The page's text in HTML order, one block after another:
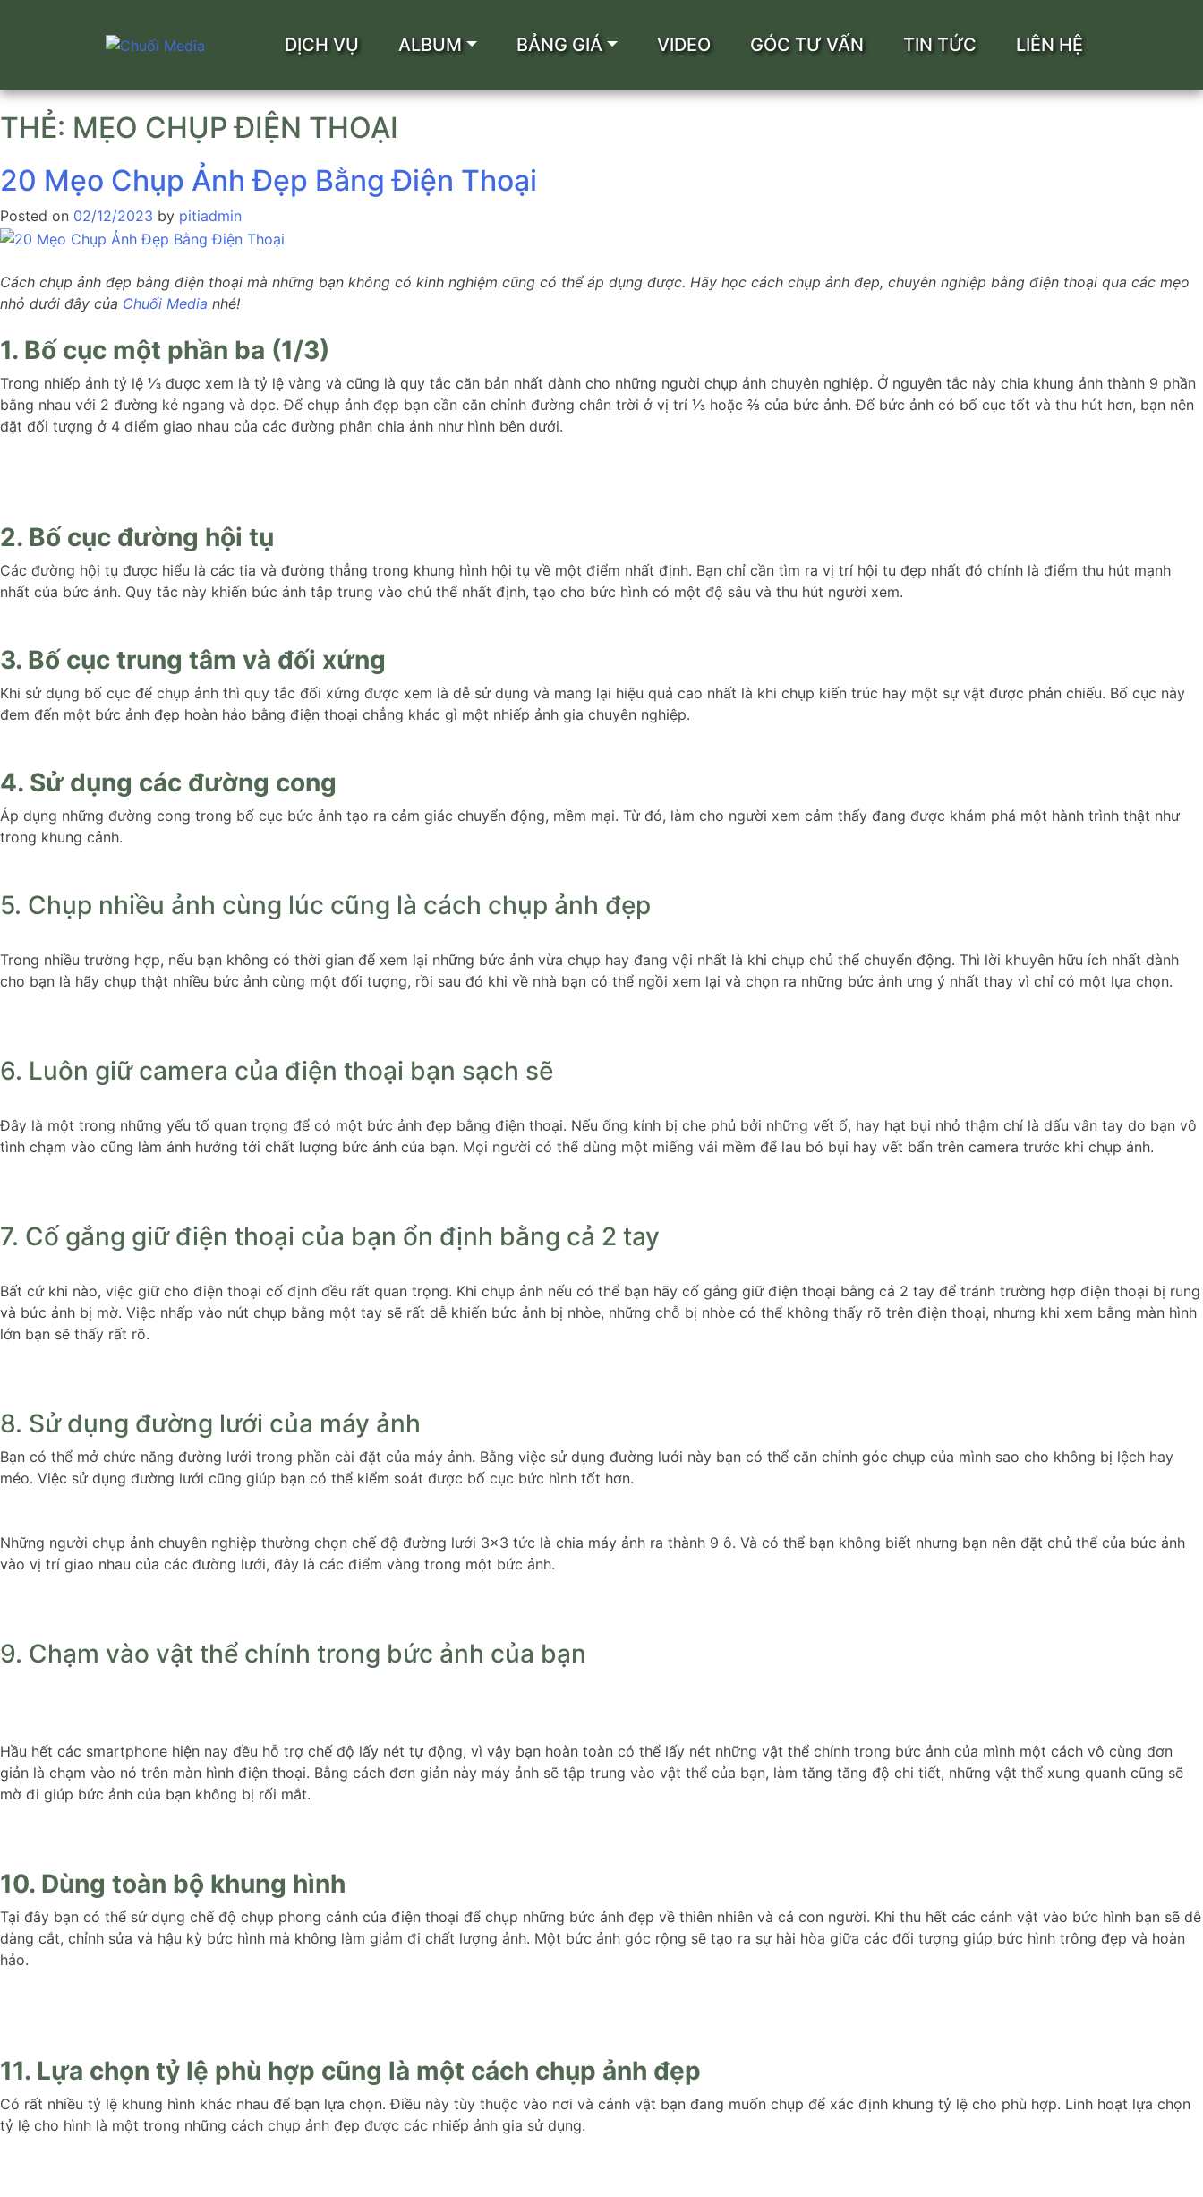
Skip
to
content
DỊCH VỤ ALBUM BẢNG GIÁ VIDEO GÓC TƯ VẤN TIN TỨC LIÊN HỆ
THẺ: MẸO CHỤP ĐIỆN THOẠI
20 Mẹo Chụp Ảnh Đẹp Bằng Điện Thoại
Posted on 02/12/2023 by pitiadmin
Cách chụp ảnh đẹp bằng điện thoại mà những bạn không có kinh nghiệm cũng có thể áp dụng được. Hãy học cách chụp ảnh đẹp, chuyên nghiệp bằng điện thoại qua các mẹo
nhỏ dưới đây của Chuối Media nhé!
1. Bố cục một phần ba (1/3)
Trong nhiếp ảnh tỷ lệ ⅓ được xem là tỷ lệ vàng và cũng là quy tắc căn bản nhất dành cho những người chụp ảnh chuyên nghiệp. Ở nguyên tắc này chia khung ảnh thành 9 phần
bằng nhau với 2 đường kẻ ngang và dọc. Để chụp ảnh đẹp bạn cần căn chỉnh đường chân trời ở vị trí ⅓ hoặc ⅔ của bức ảnh. Để bức ảnh có bố cục tốt và thu hút hơn, bạn nên
đặt đối tượng ở 4 điểm giao nhau của các đường phân chia ảnh như hình bên dưới.
2. Bố cục đường hội tụ
Các đường hội tụ được hiểu là các tia và đường thẳng trong khung hình hội tụ về một điểm nhất định. Bạn chỉ cần tìm ra vị trí hội tụ đẹp nhất đó chính là điểm thu hút mạnh
nhất của bức ảnh. Quy tắc này khiến bức ảnh tập trung vào chủ thể nhất định, tạo cho bức hình có một độ sâu và thu hút người xem.
3. Bố cục trung tâm và đối xứng
Khi sử dụng bố cục để chụp ảnh thì quy tắc đối xứng được xem là dễ sử dụng và mang lại hiệu quả cao nhất là khi chụp kiến trúc hay một sự vật được phản chiếu. Bố cục này
đem đến một bức ảnh đẹp hoàn hảo bằng điện thoại chẳng khác gì một nhiếp ảnh gia chuyên nghiệp.
4. Sử dụng các đường cong
Áp dụng những đường cong trong bố cục bức ảnh tạo ra cảm giác chuyển động, mềm mại. Từ đó, làm cho người xem cảm thấy đang được khám phá một hành trình thật như
trong khung cảnh.
5. Chụp nhiều ảnh cùng lúc cũng là cách chụp ảnh đẹp
Trong nhiều trường hợp, nếu bạn không có thời gian để xem lại những bức ảnh vừa chụp hay đang vội nhất là khi chụp chủ thể chuyển động. Thì lời khuyên hữu ích nhất dành
cho bạn là hãy chụp thật nhiều bức ảnh cùng một đối tượng, rồi sau đó khi về nhà bạn có thể ngồi xem lại và chọn ra những bức ảnh ưng ý nhất thay vì chỉ có một lựa chọn.
6. Luôn giữ camera của điện thoại bạn sạch sẽ
Đây là một trong những yếu tố quan trọng để có một bức ảnh đẹp bằng điện thoại. Nếu ống kính bị che phủ bởi những vết ố, hay hạt bụi nhỏ thậm chí là dấu vân tay do bạn vô
tình chạm vào cũng làm ảnh hưởng tới chất lượng bức ảnh của bạn. Mọi người có thể dùng một miếng vải mềm để lau bỏ bụi hay vết bẩn trên camera trước khi chụp ảnh.
7. Cố gắng giữ điện thoại của bạn ổn định bằng cả 2 tay
Bất cứ khi nào, việc giữ cho điện thoại cố định đều rất quan trọng. Khi chụp ảnh nếu có thể bạn hãy cố gắng giữ điện thoại bằng cả 2 tay để tránh trường hợp điện thoại bị rung
và bức ảnh bị mờ. Việc nhấp vào nút chụp bằng một tay sẽ rất dễ khiến bức ảnh bị nhòe, những chỗ bị nhòe có thể không thấy rõ trên điện thoại, nhưng khi xem bằng màn hình
lớn bạn sẽ thấy rất rõ.
8. Sử dụng đường lưới của máy ảnh
Bạn có thể mở chức năng đường lưới trong phần cài đặt của máy ảnh. Bằng việc sử dụng đường lưới này bạn có thể căn chỉnh góc chụp của mình sao cho không bị lệch hay
méo. Việc sử dụng đường lưới cũng giúp bạn có thể kiểm soát được bố cục bức hình tốt hơn.
Những người chụp ảnh chuyên nghiệp thường chọn chế độ đường lưới 3×3 tức là chia máy ảnh ra thành 9 ô. Và có thể bạn không biết nhưng bạn nên đặt chủ thể của bức ảnh
vào vị trí giao nhau của các đường lưới, đây là các điểm vàng trong một bức ảnh.
9. Chạm vào vật thể chính trong bức ảnh của bạn
Hầu hết các smartphone hiện nay đều hỗ trợ chế độ lấy nét tự động, vì vậy bạn hoàn toàn có thể lấy nét những vật thể chính trong bức ảnh của mình một cách vô cùng đơn
giản là chạm vào nó trên màn hình điện thoại. Bằng cách đơn giản này máy ảnh sẽ tập trung vào vật thể của bạn, làm tăng tăng độ chi tiết, những vật thể xung quanh cũng sẽ
mờ đi giúp bức ảnh của bạn không bị rối mắt.
10. Dùng toàn bộ khung hình
Tại đây bạn có thể sử dụng chế độ chụp phong cảnh của điện thoại để chụp những bức ảnh đẹp về thiên nhiên và cả con người. Khi thu hết các cảnh vật vào bức hình bạn sẽ dễ
dàng cắt, chỉnh sửa và hậu kỳ bức hình mà không làm giảm đi chất lượng ảnh. Một bức ảnh góc rộng sẽ tạo ra sự hài hòa giữa các đối tượng giúp bức hình trông đẹp và hoàn
hảo.
11. Lựa chọn tỷ lệ phù hợp cũng là một cách chụp ảnh đẹp
Có rất nhiều tỷ lệ khung hình khác nhau để bạn lựa chọn. Điều này tùy thuộc vào nơi và cảnh vật bạn đang muốn chụp để xác định khung tỷ lệ cho phù hợp. Linh hoạt lựa chọn
tỷ lệ cho hình là một trong những cách chụp ảnh đẹp được các nhiếp ảnh gia sử dụng.